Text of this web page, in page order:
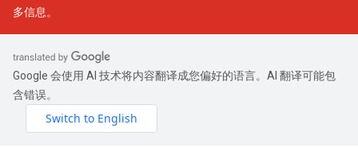
多信息。
Google 会使用 AI 技术将内容翻译成您偏好的语言。AI 翻译可能包
含错误。